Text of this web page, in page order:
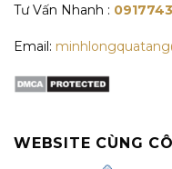
Tư Vấn Nhanh :
Email:
WEBSITE CÙNG